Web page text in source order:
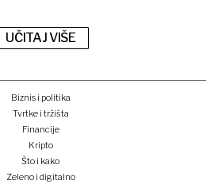
UČITAJ VIŠE
Biznis i politika
Tvrtke i tržišta
Financije
Kripto
Što i kako
Zeleno i digitalno